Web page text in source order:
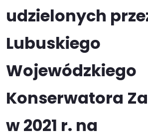
udzielonych
Lubuskiego
Wojewódzkiego
Konserwatora
w 2021 r. na